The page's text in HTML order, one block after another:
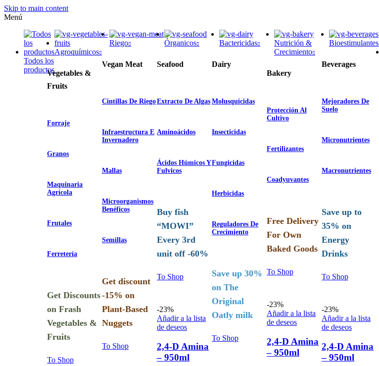
Skip to main content
Menú
Todos los
productos
Agroquímicos
Vegetables &
Fruits
Forraje
Granos
Maquinaria
Agrícola
Frutales
Ferretería
Get Discounts
on Frash
Vegetables &
Fruits
To Shop
Riego
Vegan Meat
Cintillas De Riego
Infraestructura E
Invernadero
Mallas
Microorganismos
Benéficos
Semillas
Get discount
-15% on
Plant-Based
Nuggets
To Shop
Órganicos
Seafood
Extracto De Algas
Aminoácidos
Ácidos Húmicos Y
Fulvicos
Buy fish
“MOWI”
Every 3rd
unit off -60%
To Shop
-23%
Añadir a la lista
de deseos
2,4-D Amina
– 950ml
Bactericidas
Dairy
Molusquicidas
Insecticidas
Fungicidas
Herbicidas
Reguladores De
Crecimiento
Save up 30%
on The
Original
Oatly milk
To Shop
Nutrición &
Crecimiento
Bakery
Protección Al
Cultivo
Fertilizantes
Coadyuvantes
Free Delivery
For Own
Baked Goods
To Shop
-23%
Añadir a la lista
de deseos
2,4-D Amina
– 950ml
Bioestimulantes
Beverages
Mejoradores De
Suelo
Micronutrientes
Macronutrientes
Save up to
35% on
Energy
Drinks
To Shop
-23%
Añadir a la lista
de deseos
2,4-D Amina
– 950ml